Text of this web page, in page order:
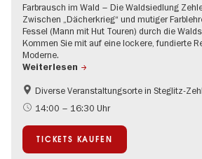
Farbrausch im Wald – Die Waldsiedlung
Zwischen „Dächerkrieg“ und mutiger
Fessel (Mann mit Hut Touren) durch die
Kommen Sie mit auf eine lockere, fundierte
Moderne.
Weiterlesen
Bauhaus und Moderne
1920er Jahre
UNESCO Welterbe
Diverse Veranstaltungsorte in Steglitz-
14:00 – 16:30 Uhr
TICKETS KAUFEN